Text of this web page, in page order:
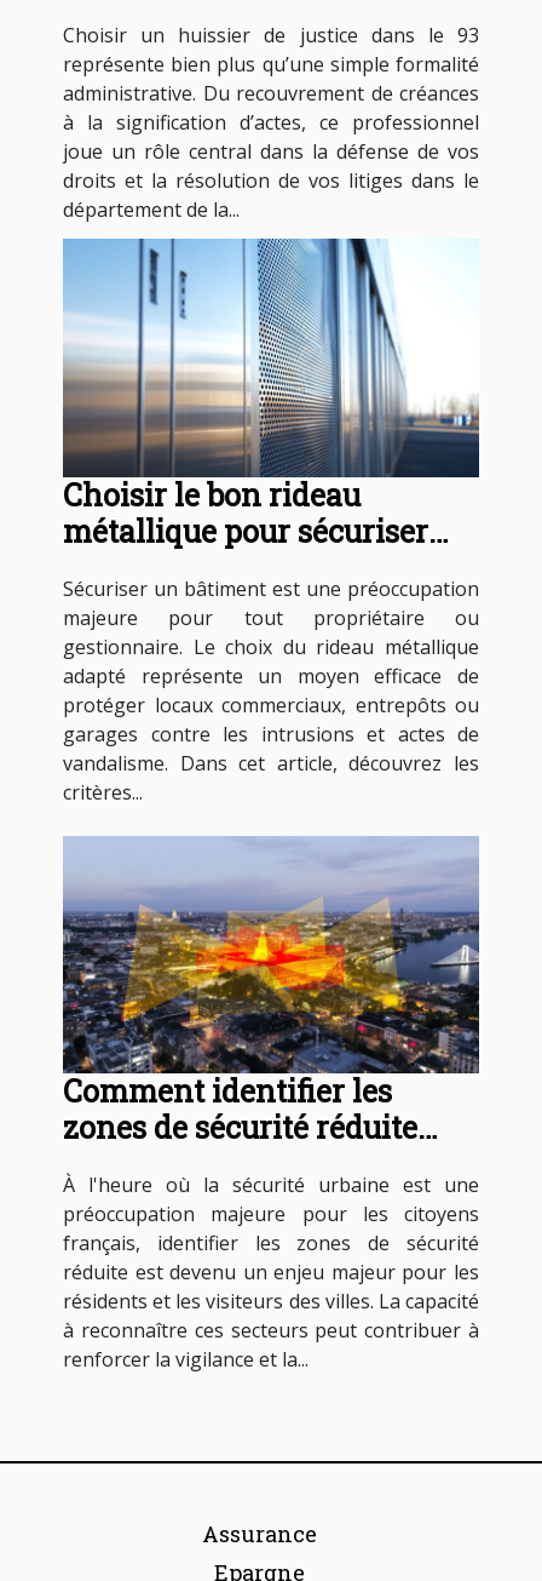
Choisir un huissier de justice dans le 93
représente bien plus qu’une simple formalité
administrative. Du recouvrement de créances
à la signification d’actes, ce professionnel
joue un rôle central dans la défense de vos
droits et la résolution de vos litiges dans le
département de la...
Choisir le bon rideau
métallique pour sécuriser
Sécuriser un bâtiment est une préoccupation
majeure pour tout propriétaire ou
gestionnaire. Le choix du rideau métallique
adapté représente un moyen efficace de
protéger locaux commerciaux, entrepôts ou
garages contre les intrusions et actes de
vandalisme. Dans cet article, découvrez les
critères...
Comment identifier les
zones de sécurité réduite
dans les villes françaises
À l'heure où la sécurité urbaine est une
préoccupation majeure pour les citoyens
français, identifier les zones de sécurité
réduite est devenu un enjeu majeur pour les
résidents et les visiteurs des villes. La capacité
à reconnaître ces secteurs peut contribuer à
renforcer la vigilance et la...
Assurance
Epargne